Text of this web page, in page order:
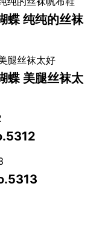
蝶 纯纯的丝袜
蝶 美腿丝袜太